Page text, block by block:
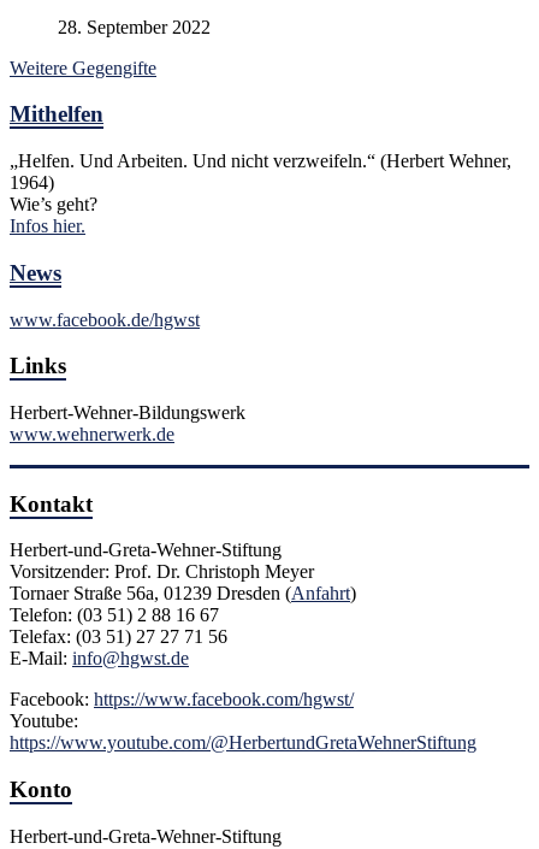
28. September 2022
Weitere Gegengifte
Mithelfen
„Helfen. Und Arbeiten. Und nicht verzweifeln.“ (Herbert Wehner,
1964)
Wie’s geht?
Infos hier.
News
www.facebook.de/hgwst
Links
Herbert-Wehner-Bildungswerk
www.wehnerwerk.de
Kontakt
Herbert-und-Greta-Wehner-Stiftung
Vorsitzender: Prof. Dr. Christoph Meyer
Tornaer Straße 56a, 01239 Dresden (Anfahrt)
Telefon: (03 51) 2 88 16 67
Telefax: (03 51) 27 27 71 56
E-Mail: info@hgwst.de
Facebook: https://www.facebook.com/hgwst/
Youtube:
https://www.youtube.com/@HerbertundGretaWehnerStiftung
Konto
Herbert-und-Greta-Wehner-Stiftung